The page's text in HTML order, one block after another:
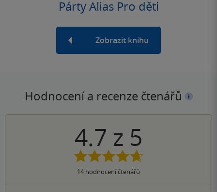
Párty Alias Pro děti
Zobrazit knihu
Hodnocení a recenze čtenářů
4.7 z 5
14 hodnocení čtenářů